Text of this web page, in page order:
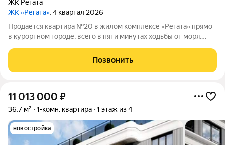
ЖК Регата
ЖК «Регата», 4 квартал 2026
Продаётся квартира №20 в жилом комплексе «Регата» прямо
в курортном городе, всего в пяти минутах ходьбы от моря.
участия посредников. Жилой комплекс «Регата» это
четырёхэтажный дом
Позвонить
11 013 000 ₽
36,7 м² 1-комн. квартира 1 этаж из 4
новостройка